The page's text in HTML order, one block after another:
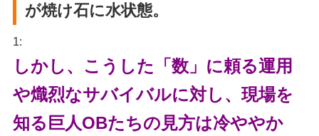
が焼け石に水状態。
1:
しかし、こうした「数」に頼る運用
や熾烈なサバイバルに対し、現場を
知る巨人OBたちの見方は冷ややか